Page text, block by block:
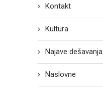
Kontakt
Kultura
Najave dešavanja
Naslovne